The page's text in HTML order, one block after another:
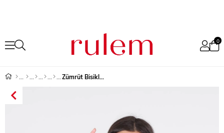
0
Zümrüt Bisiklet Yaka Bluz 1011